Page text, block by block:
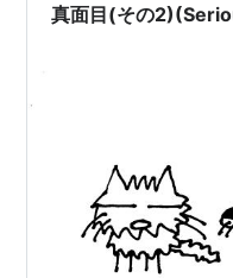
真面目(その